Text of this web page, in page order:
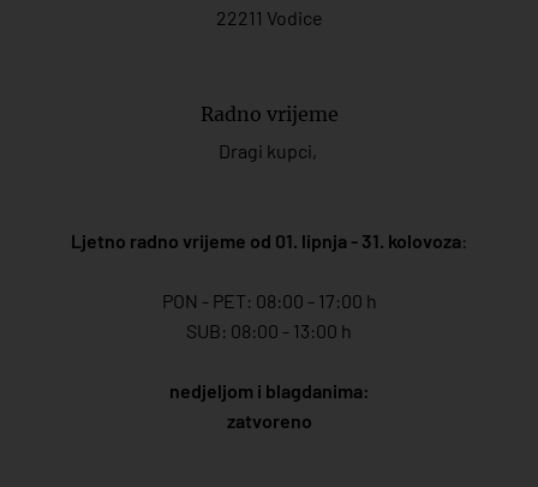
22211 Vodice
Radno vrijeme
Dragi kupci,
Ljetno radno vrijeme od 01. lipnja - 31. kolovoza:
PON - PET: 08:00 - 17:00 h
SUB: 08:00 - 13:00 h
nedjeljom i blagdanima:
zatvoreno